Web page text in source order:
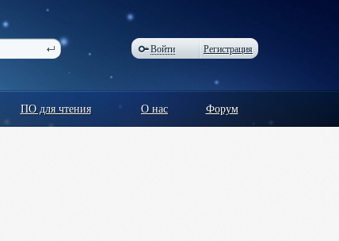
Войти Регистрация
ПО для чтения О нас Форум